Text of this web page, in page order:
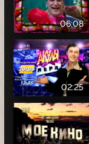
06:08
02:25